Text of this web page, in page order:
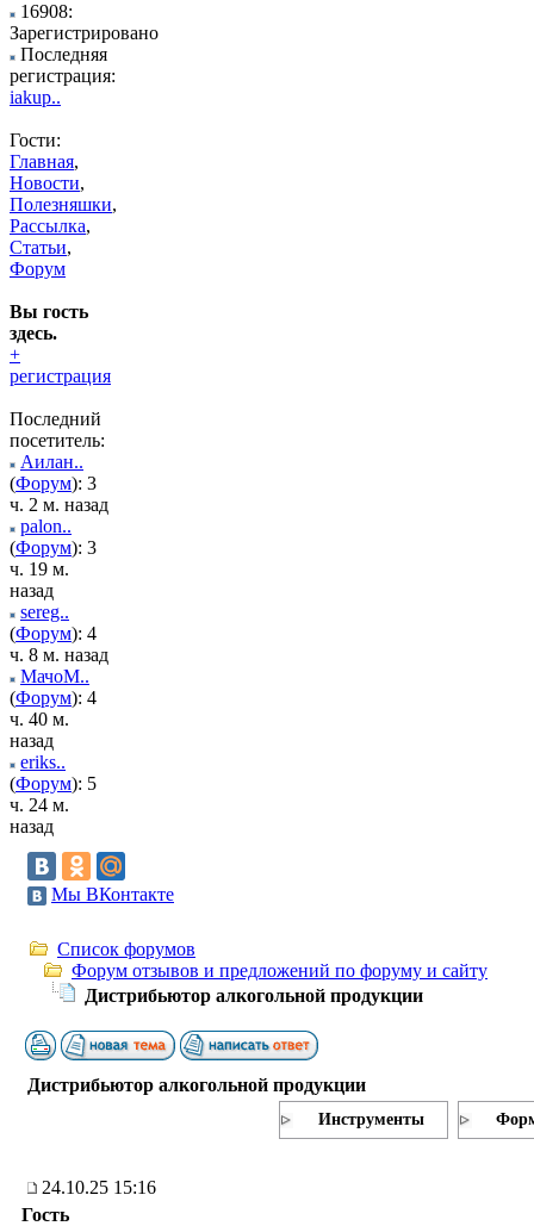
16908:
Зарегистрировано
Последняя
регистрация:
iakup..
Гости:
Главная,
Новости,
Полезняшки,
Рассылка,
Статьи,
Форум
Вы гость
здесь.
+
регистрация
Последний
посетитель:
Аилан..
(Форум): 3
ч. 2 м. назад
palon..
(Форум): 3
ч. 19 м.
назад
sereg..
(Форум): 4
ч. 8 м. назад
МачоМ..
(Форум): 4
ч. 40 м.
назад
eriks..
(Форум): 5
ч. 24 м.
назад
Мы ВКонтакте
Список форумов
Форум отзывов и предложений по форуму и сайту
Дистрибьютор алкогольной продукции
Дистрибьютор алкогольной продукции
Инструменты
24.10.25 15:16
Гость